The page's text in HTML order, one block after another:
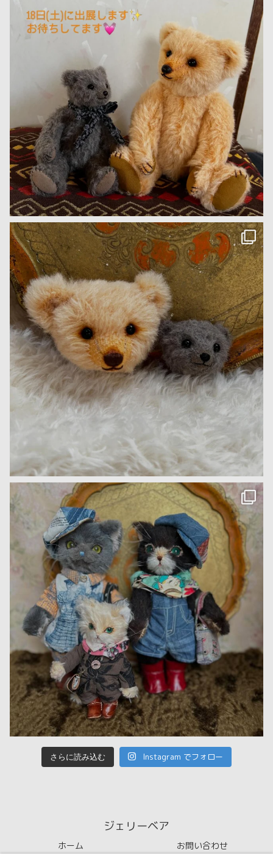
さらに読み込む Instagram でフォロー
ジェリーベア
ホーム お問い合わせ